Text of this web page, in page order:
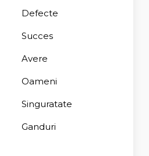
Defecte
Succes
Avere
Oameni
Singuratate
Ganduri